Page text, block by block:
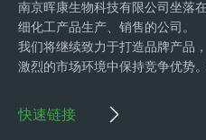
南京晖康生物科技有限公司坐落
细化工产品生产、销售的公司。
我们将继续致力于打造品牌产品
激烈的市场环境中保持竞争优势
快速链接